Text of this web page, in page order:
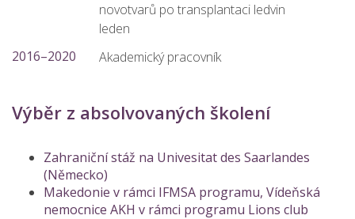
novotvarů po transplantaci ledvin
leden
2016–2020
Akademický pracovník
Výběr z absolvovaných školení
Zahraniční stáž na Univesitat des Saarlandes
(Německo)
Makedonie v rámci IFMSA programu, Vídeňská
nemocnice AKH v rámci programu Lions club